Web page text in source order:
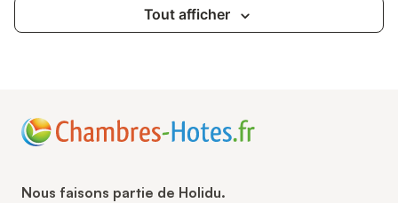
Tout afficher
Nous faisons partie de Holidu.